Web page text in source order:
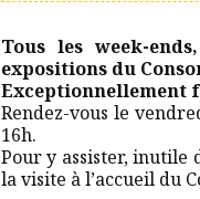
Tous les week-
expositions du
Exceptionnellement
Rendez-vous le
16h.
Pour y assister, inutile
la visite à l’accueil du